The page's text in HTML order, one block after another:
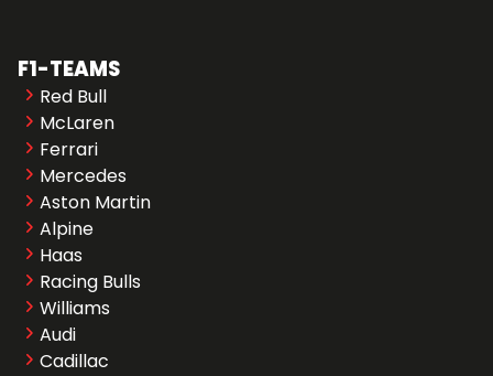
F1-TEAMS
Red Bull
McLaren
Ferrari
Mercedes
Aston Martin
Alpine
Haas
Racing Bulls
Williams
Audi
Cadillac